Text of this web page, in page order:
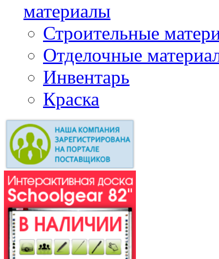
материалы
Строительные
Отделочные
Инвентарь
Краска